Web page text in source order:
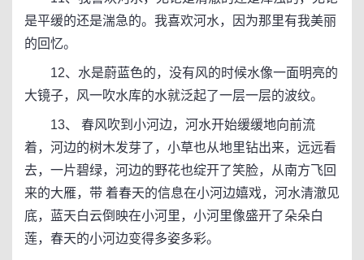
是平缓的还是湍急的。我喜欢河水，因为那里有我美丽
的回忆。
12、水是蔚蓝色的，没有风的时候水像一面明亮的
大镜子，风一吹水库的水就泛起了一层一层的波纹。
13、 春风吹到小河边，河水开始缓缓地向前流
着，河边的树木发芽了，小草也从地里钻出来，远远看
去，一片碧绿，河边的野花也绽开了笑脸，从南方飞回
来的大雁，带 着春天的信息在小河边嬉戏，河水清澈见
底，蓝天白云倒映在小河里，小河里像盛开了朵朵白
莲，春天的小河边变得多姿多彩。